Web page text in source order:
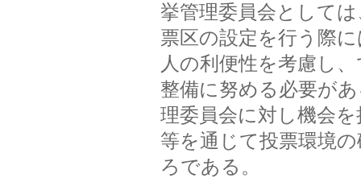
挙管理委員会として
票区の設定を行う際
人の利便性を考慮し
整備に努める必要が
理委員会に対し機会
等を通じて投票環境
ろである。